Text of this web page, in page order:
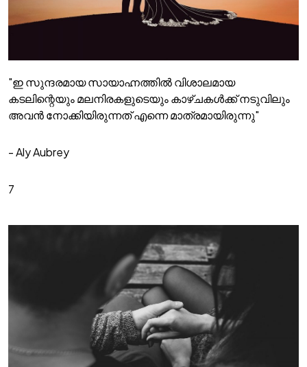
"ഇ സുന്ദരമായ സായാഹ്നത്തിൽ വിശാലമായ
കടലിന്റെയും മലനിരകളുടെയും കാഴ്ചകൾക്ക് നടുവിലും
അവൻ നോക്കിയിരുന്നത് എന്നെ മാത്രമായിരുന്നു"
- Aly Aubrey
7